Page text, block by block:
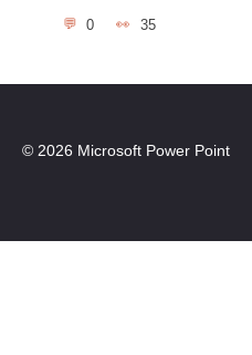
0 35
© 2026 Microsoft Power Point